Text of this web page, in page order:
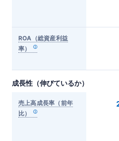
ROA（総資産利益
率）
成長性（伸びているか）
売上高成長率（前年
比）